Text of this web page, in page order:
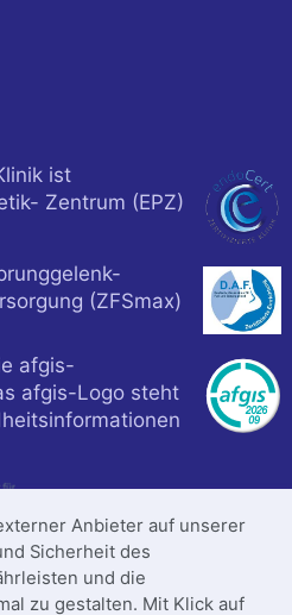
ist
Zentrum (EPZ)
(ZFSmax)
afgis-
afgis-Logo steht
Anbieter auf unserer
Sicherheit des
und die
zu gestalten. Mit Klick auf